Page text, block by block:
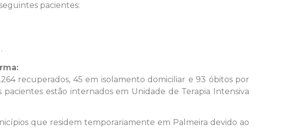
pacientes:
recuperados, 45 em isolamento domiciliar e 93 óbitos por
estão internados em Unidade de Terapia Intensiva
que residem temporariamente em Palmeira devido ao